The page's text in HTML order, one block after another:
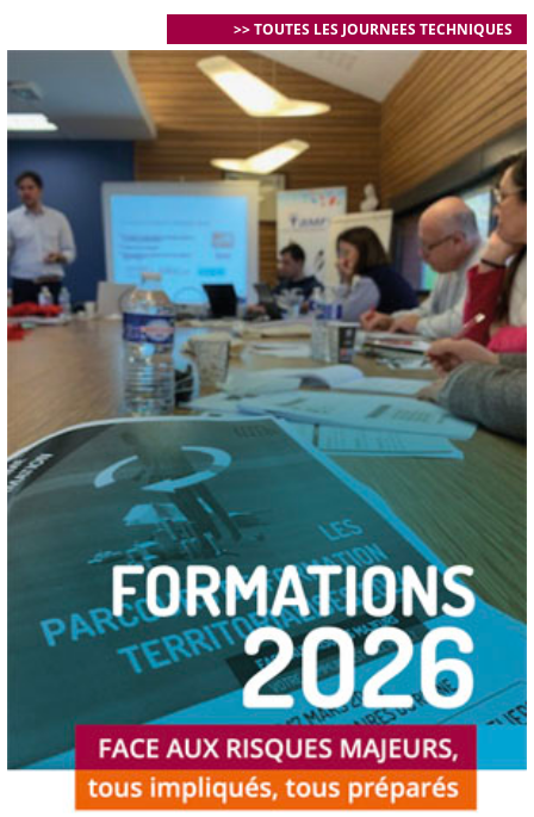
>> TOUTES LES JOURNEES TECHNIQUES